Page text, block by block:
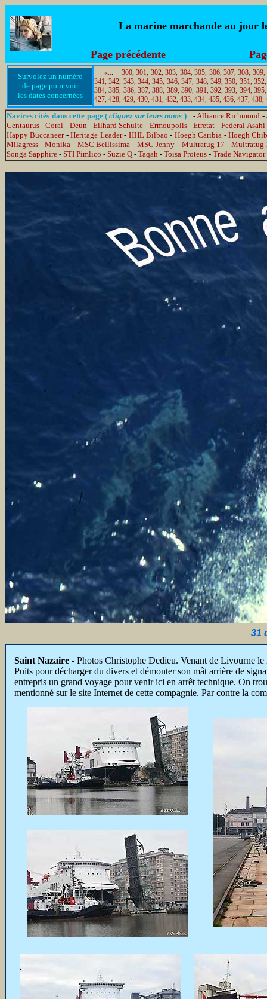
La marine marchande au jour
Page précédente
Survolez un numéro
de page pour voir
les dates concernées
«... 300, 301, 302, 303, 304, 305, 306, 307, 308, 309,
341, 342, 343, 344, 345, 346, 347, 348, 349, 350, 351, 352,
384, 385, 386, 387, 388, 389, 390, 391, 392, 393, 394, 395,
427, 428, 429, 430, 431, 432, 433, 434, 435, 436, 437, 438,
Navires cités dans cette page (cliquez sur leurs noms ): -Alliance Richmond -
Centaurus -Coral - Deun -Eilhard Schulte - Ermoupolis-Etretat - Federal Asahi
Happy Buccaneer-Heritage Leader- HHL Bilbao - Hoegh Caribia -Hoegh
Milagress -Monika - MSC Bellissima - MSC Jenny - Multratug 17 -Multratug
Songa Sapphire - STI Pimlico - Suzie Q - Taqah - Toisa Proteus - Trade Navigator
31
Saint Nazaire - Photos Christophe Dedieu. Venant de Livourne
Puits pour décharger du divers et démonter son mât arrière de
entrepris un grand voyage pour venir ici en arrêt technique. On
mentionné sur le site Internet de cette compagnie. Par contre la